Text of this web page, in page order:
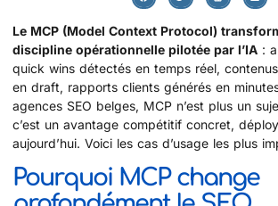
Le MCP (Model Context Protocol)
discipline opérationnelle pilotée par l’IA :
quick wins détectés en temps réel,
en draft, rapports clients générés en
agences SEO belges, MCP n’est plus un
c’est un avantage compétitif concret,
aujourd’hui. Voici les cas d’usage les plus
Pourquoi MCP change